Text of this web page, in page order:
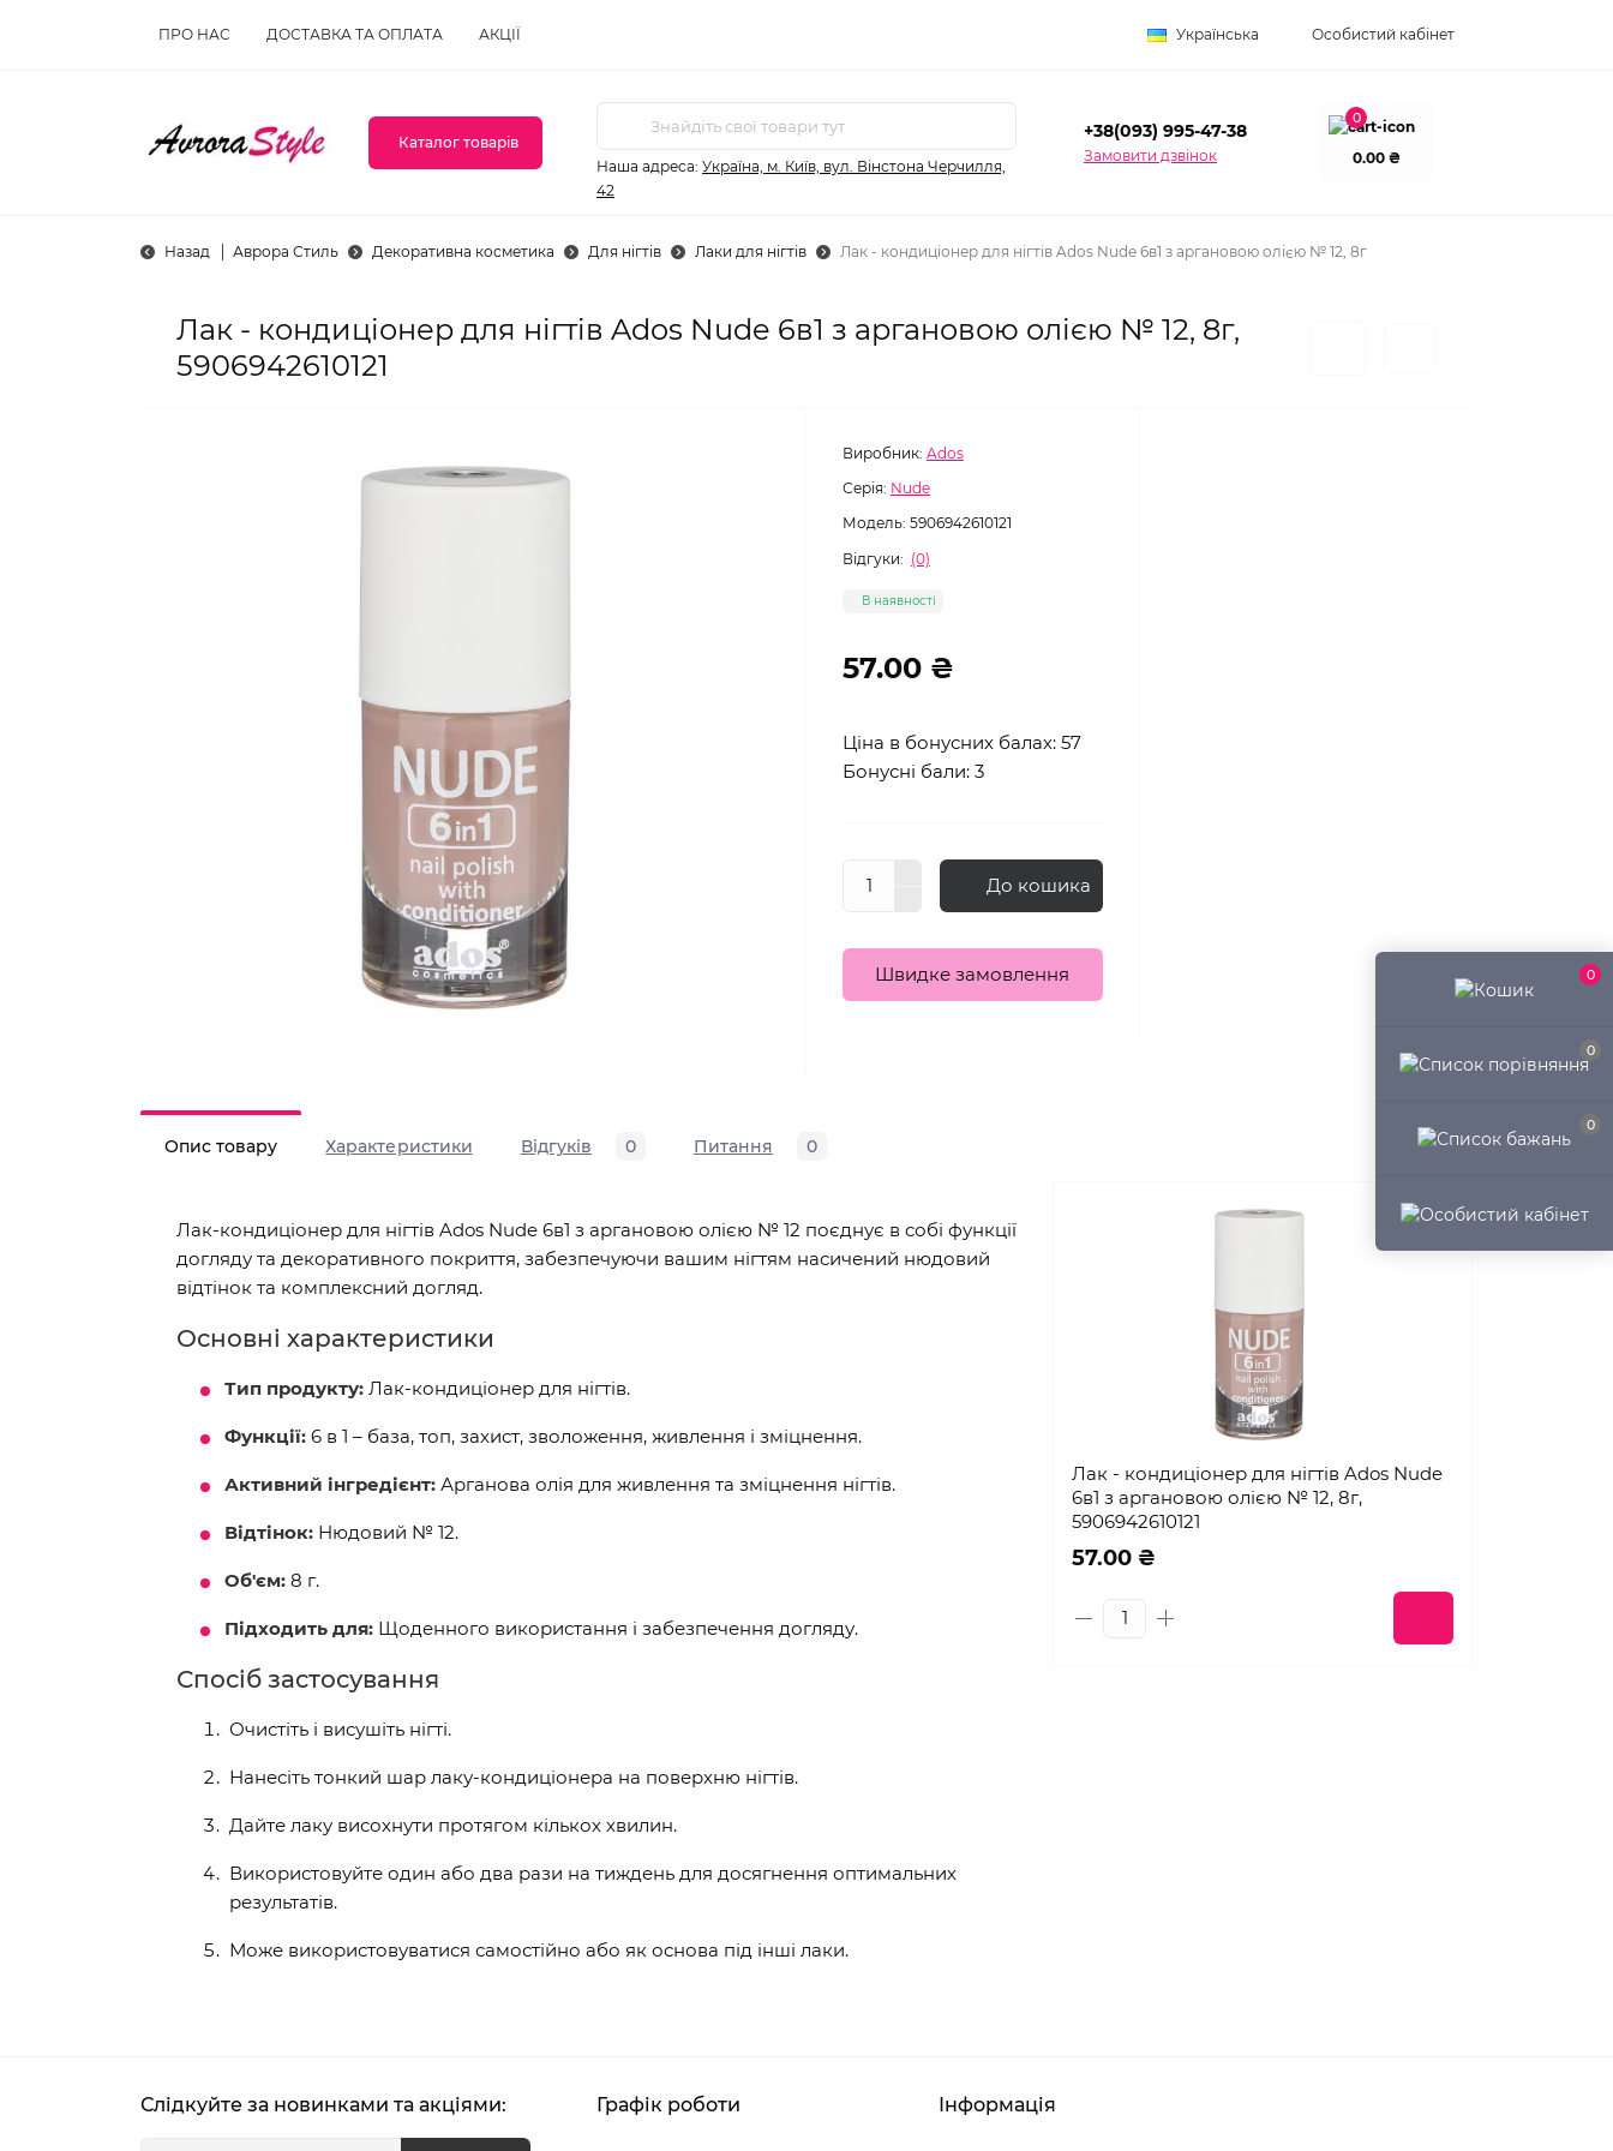
0
0
0
ПРО НАС ДОСТАВКА ТА ОПЛАТА АКЦІЇ Українська Особистий кабінет
Каталог товарів
Наша адреса: Україна, м. Київ, вул. Вінстона Черчилля,
42
+38(093) 995-47-38
Замовити дзвінок
0
0.00 ₴
Назад Аврора Стиль Декоративна косметика Для нігтів Лаки для нігтів Лак - кондиціонер для нігтів Ados Nude 6в1 з аргановою олією № 12, 8г
Лак - кондиціонер для нігтів Ados Nude 6в1 з аргановою олією № 12, 8г,
5906942610121
Виробник: Ados
Серія: Nude
Модель: 5906942610121
Відгуки: (0)
В наявності
57.00 ₴
Ціна в бонусних балах: 57
Бонусні бали: 3
До кошика
Швидке замовлення
Опис товару Характеристики Відгуків 0 Питання 0
Лак-кондиціонер для нігтів Ados Nude 6в1 з аргановою олією № 12 поєднує в собі функції
догляду та декоративного покриття, забезпечуючи вашим нігтям насичений нюдовий
відтінок та комплексний догляд.
Основні характеристики
Тип продукту: Лак-кондиціонер для нігтів.
Функції: 6 в 1 – база, топ, захист, зволоження, живлення і зміцнення.
Активний інгредієнт: Арганова олія для живлення та зміцнення нігтів.
Відтінок: Нюдовий № 12.
Об'єм: 8 г.
Підходить для: Щоденного використання і забезпечення догляду.
Спосіб застосування
Очистіть і висушіть нігті.
Нанесіть тонкий шар лаку-кондиціонера на поверхню нігтів.
Дайте лаку висохнути протягом кількох хвилин.
Використовуйте один або два рази на тиждень для досягнення оптимальних
результатів.
Може використовуватися самостійно або як основа під інші лаки.
Лак - кондиціонер для нігтів Ados Nude
6в1 з аргановою олією № 12, 8г,
5906942610121
57.00 ₴
Слідкуйте за новинками та акціями: Графік роботи Інформація